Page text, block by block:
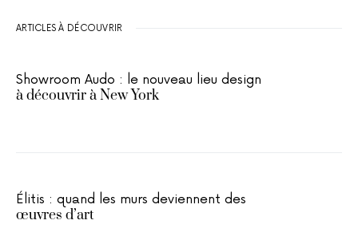
ARTICLES À DÉCOUVRIR
Showroom Audo : le nouveau lieu design
à découvrir à New York
Élitis : quand les murs deviennent des
œuvres d’art